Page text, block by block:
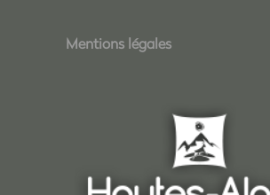
Mentions légales